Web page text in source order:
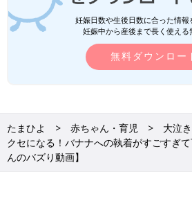
妊娠日数や生後日数に合った情報
妊娠中から産後まで長く使える
無料ダウンロー
たまひよ 赤ちゃん・育児
大泣
クセになる！バナナへの執着がすごすぎ
んのバズり動画】